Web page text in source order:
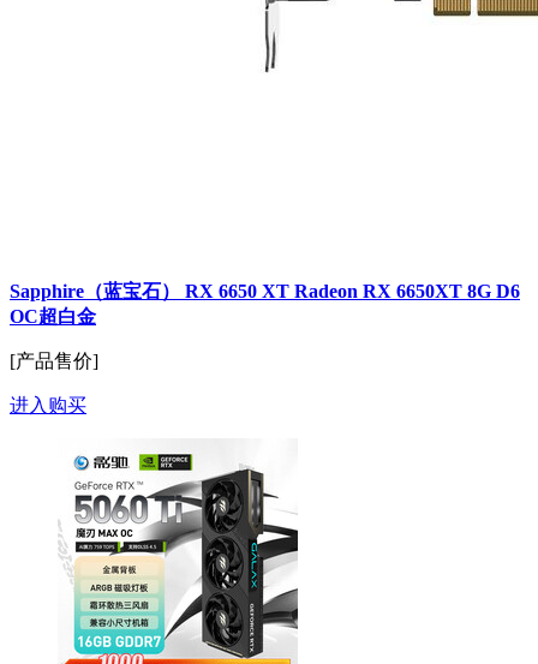
Sapphire（蓝宝石） RX 6650 XT Radeon RX 6650XT 8G D6
OC超白金
[产品售价]
进入购买